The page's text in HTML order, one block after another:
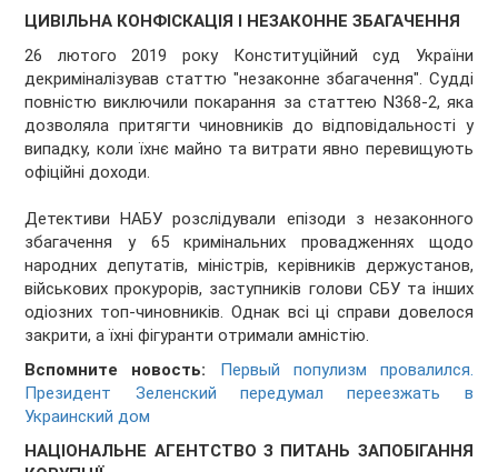
ЦИВІЛЬНА КОНФІСКАЦІЯ І НЕЗАКОННЕ ЗБАГАЧЕННЯ
26 лютого 2019 року Конституційний суд України
декриміналізував статтю "незаконне збагачення". Судді
повністю виключили покарання за статтею N368-2, яка
дозволяла притягти чиновників до відповідальності у
випадку, коли їхнє майно та витрати явно перевищують
офіційні доходи.
Детективи НАБУ розслідували епізоди з незаконного
збагачення у 65 кримінальних провадженнях щодо
народних депутатів, міністрів, керівників держустанов,
військових прокурорів, заступників голови СБУ та інших
одіозних топ-чиновників. Однак всі ці справи довелося
закрити, а їхні фігуранти отримали амністію.
Вспомните новость: Первый популизм провалился.
Президент Зеленский передумал переезжать в
Украинский дом
НАЦІОНАЛЬНЕ АГЕНТСТВО З ПИТАНЬ ЗАПОБІГАННЯ